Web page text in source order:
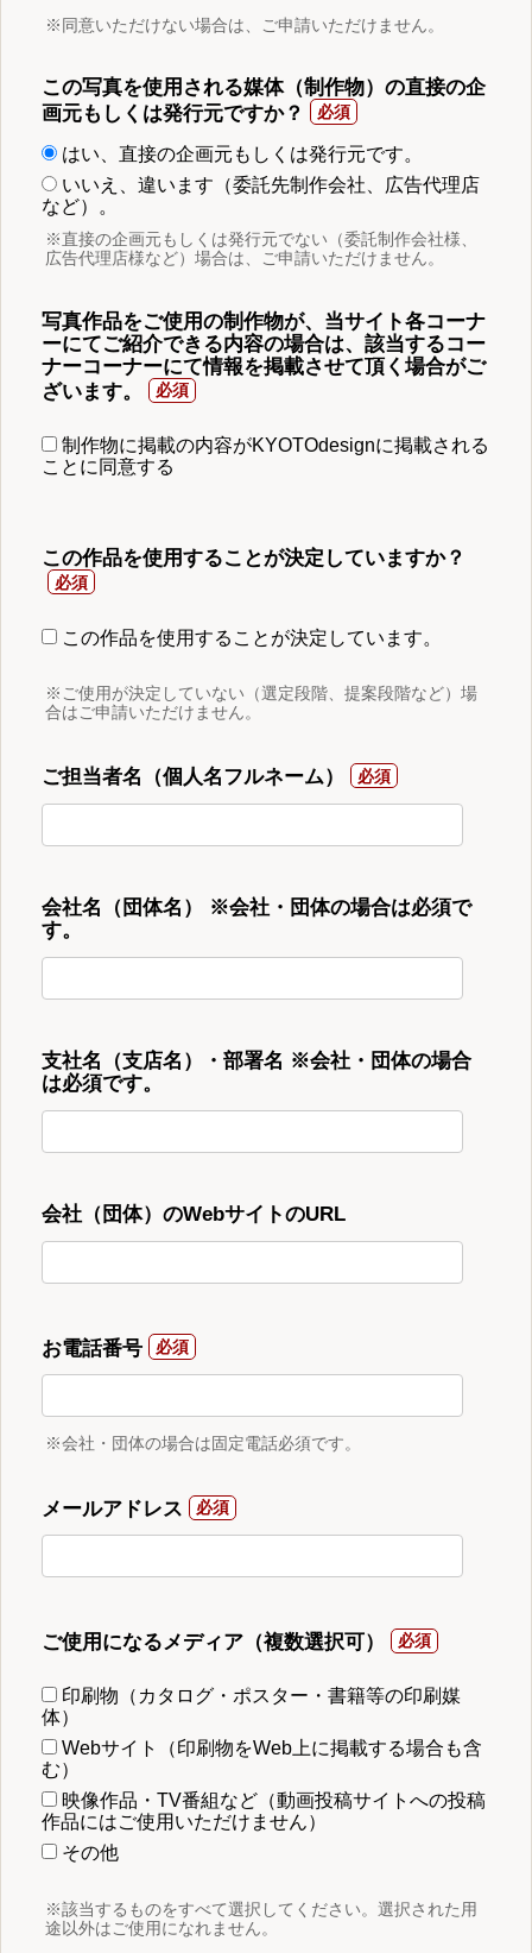
※同意いただけない場合は、ご申請いただけません。
この写真を使用される媒体（制作物）の直接の企
画元もしくは発行元ですか？
はい、直接の企画元もしくは発行元です。
いいえ、違います（委託先制作会社、広告代理店
など）。
※直接の企画元もしくは発行元でない（委託制作会社様、
広告代理店様など）場合は、ご申請いただけません。
写真作品をご使用の制作物が、当サイト各コーナ
ーにてご紹介できる内容の場合は、該当するコー
ナーコーナーにて情報を掲載させて頂く場合がご
ざいます。
制作物に掲載の内容がKYOTOdesignに掲載される
ことに同意する
この作品を使用することが決定していますか？
この作品を使用することが決定しています。
※ご使用が決定していない（選定段階、提案段階など）場
合はご申請いただけません。
ご担当者名（個人名フルネーム）
会社名（団体名） ※会社・団体の場合は必須で
す。
支社名（支店名）・部署名 ※会社・団体の場合
は必須です。
会社（団体）のWebサイトのURL
お電話番号
※会社・団体の場合は固定電話必須です。
メールアドレス
ご使用になるメディア（複数選択可）
印刷物（カタログ・ポスター・書籍等の印刷媒
体）
Webサイト（印刷物をWeb上に掲載する場合も含
む）
映像作品・TV番組など（動画投稿サイトへの投稿
作品にはご使用いただけません）
その他
※該当するものをすべて選択してください。選択された用
途以外はご使用になれません。